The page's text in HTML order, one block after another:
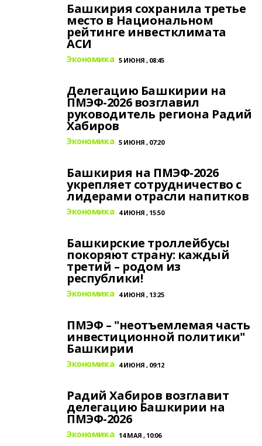
Башкирия сохранила третье
место в Национальном
рейтинге инвестклимата
АСИ
Экономика 5 ИЮНЯ , 08:45
Делегацию Башкирии на
ПМЭФ-2026 возглавил
руководитель региона Радий
Хабиров
Экономика 5 ИЮНЯ , 07:20
Башкирия на ПМЭФ-2026
укрепляет сотрудничество с
лидерами отрасли напитков
Экономика 4 ИЮНЯ , 15:50
Башкирские троллейбусы
покоряют страну: каждый
третий – родом из
республики!
Экономика 4 ИЮНЯ , 13:25
ПМЭФ – "неотъемлемая часть
инвестиционной политики"
Башкирии
Экономика 4 ИЮНЯ , 09:12
Радий Хабиров возглавит
делегацию Башкирии на
ПМЭФ‑2026
Экономика 14 МАЯ , 10:06